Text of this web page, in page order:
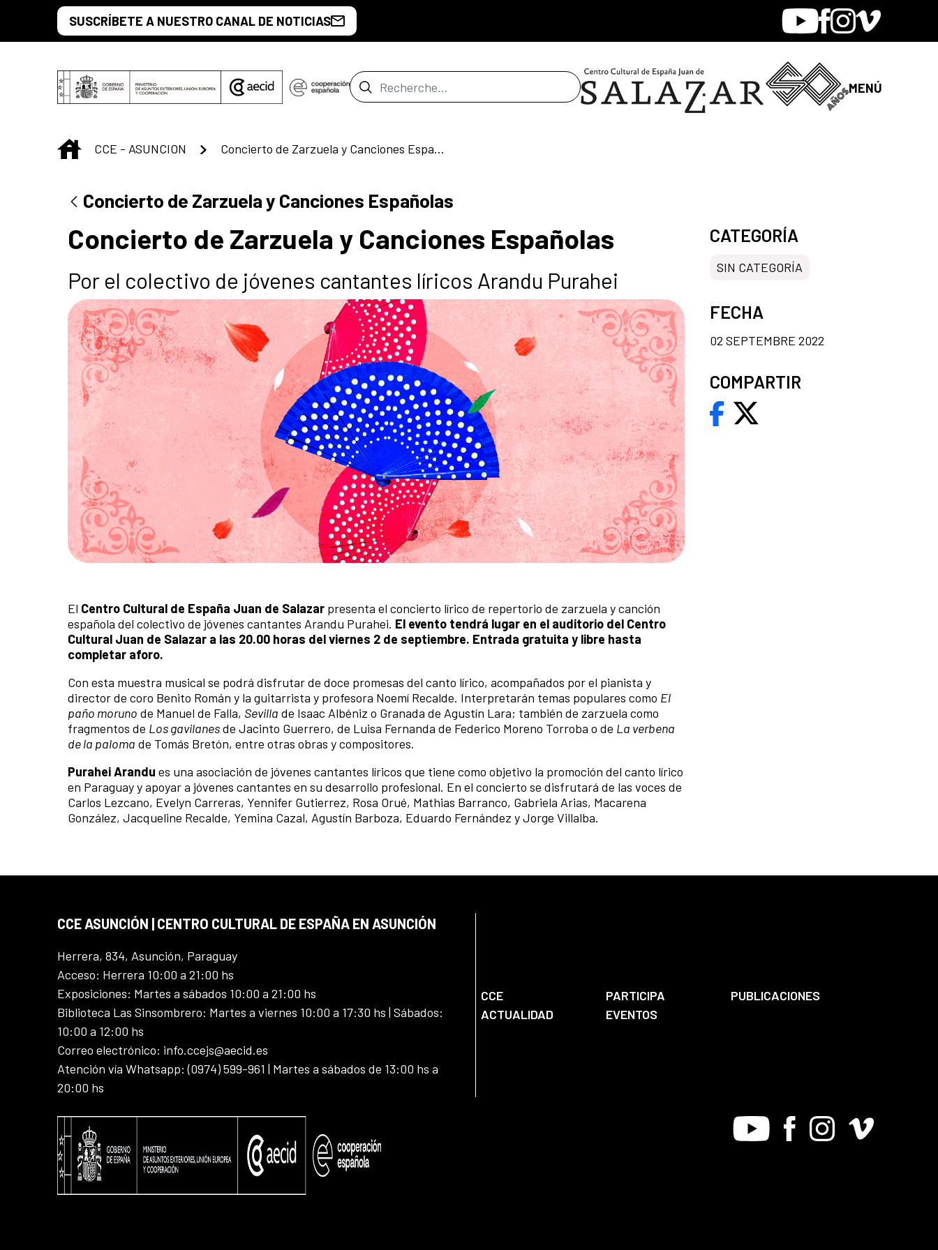
Saut au contenu principal
SUSCRÍBETE A NUESTRO CANAL DE NOTICIAS YoutubeFacebook
Instagram
Vimeo
Barre de recherche MENÚ
INICIO
CCE - ASUNCION Concierto de Zarzuela y Canciones Españolas
Concierto de Zarzuela y Canciones Españolas
Concierto de Zarzuela y Canciones Españolas
Por el colectivo de jóvenes cantantes líricos Arandu Purahei
El Centro Cultural de España Juan de Salazar presenta el concierto lírico de repertorio de zarzuela y canción
española del colectivo de jóvenes cantantes Arandu Purahei. El evento tendrá lugar en el auditorio del Centro
Cultural Juan de Salazar a las 20.00 horas del viernes 2 de septiembre. Entrada gratuita y libre hasta
completar aforo.
Con esta muestra musical se podrá disfrutar de doce promesas del canto lírico, acompañados por el pianista y
director de coro Benito Román y la guitarrista y profesora Noemí Recalde. Interpretarán temas populares como El
paño moruno de Manuel de Falla, Sevilla de Isaac Albéniz o Granada de Agustín Lara; también de zarzuela como
fragmentos de Los gavilanesde Jacinto Guerrero, de Luisa Fernanda de Federico Moreno Torroba o de La verbena
de la paloma de Tomás Bretón, entre otras obras y compositores.
Purahei Arandu es una asociación de jóvenes cantantes líricos que tiene como objetivo la promoción del canto lírico
en Paraguay y apoyar a jóvenes cantantes en su desarrollo profesional. En el concierto se disfrutará de las voces de
Carlos Lezcano, Evelyn Carreras, Yennifer Gutierrez, Rosa Orué, Mathias Barranco, Gabriela Arias, Macarena
González, Jacqueline Recalde, Yemina Cazal, Agustín Barboza, Eduardo Fernández y Jorge Villalba.
CATEGORÍA
SIN CATEGORÍA
FECHA
02 SEPTEMBRE 2022
COMPARTIR
CCE ASUNCIÓN | CENTRO CULTURAL DE ESPAÑA EN ASUNCIÓN
Herrera, 834, Asunción, Paraguay
Acceso: Herrera 10:00 a 21:00 hs
Exposiciones: Martes a sábados 10:00 a 21:00 hs
Biblioteca Las Sinsombrero: Martes a viernes 10:00 a 17:30 hs | Sábados:
10:00 a 12:00 hs
Correo electrónico: info.ccejs@aecid.es
Atención vía Whatsapp: (0974) 599-961 | Martes a sábados de 13:00 hs a
20:00 hs
CCE PARTICIPA
PUBLICACIONES
ACTUALIDAD
EVENTOS
Youtube FacebookInstagram
Vimeo